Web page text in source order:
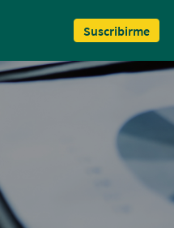
Suscribirme